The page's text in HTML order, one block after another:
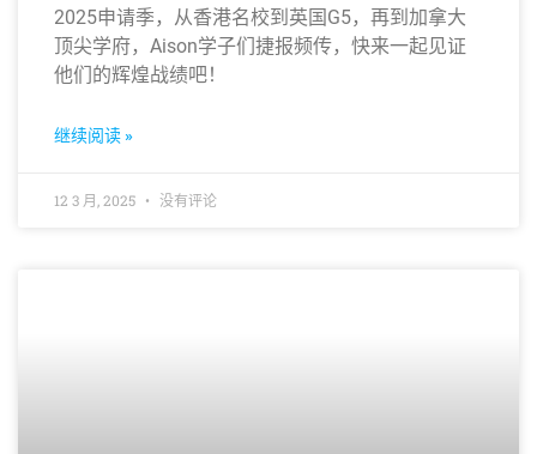
2025申请季，从香港名校到英国G5，再到加拿大
顶尖学府，Aison学子们捷报频传，快来一起见证
他们的辉煌战绩吧！
继续阅读 »
12 3 月, 2025 没有评论